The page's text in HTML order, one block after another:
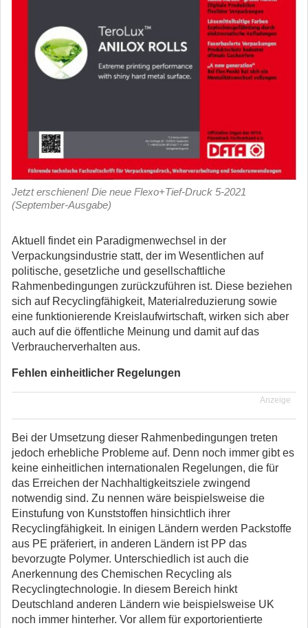
Jetzt erschienen! Die neue Flexo+Tief-Druck 5-2021
(September-Ausgabe)
Aktuell findet ein Paradigmenwechsel in der
Verpackungsindustrie statt, der im Wesentlichen auf
politische, gesetzliche und gesellschaftliche
Rahmenbedingungen zurückzuführen ist. Diese beziehen
sich auf Recyclingfähigkeit, Materialreduzierung sowie
eine funktionierende Kreislaufwirtschaft, wirken sich aber
auch auf die öffentliche Meinung und damit auf das
Verbraucherverhalten aus.
Fehlen einheitlicher Regelungen
Anzeige
Bei der Umsetzung dieser Rahmenbedingungen treten
jedoch erhebliche Probleme auf. Denn noch immer gibt es
keine einheitlichen internationalen Regelungen, die für
das Erreichen der Nachhaltigkeitsziele zwingend
notwendig sind. Zu nennen wäre beispielsweise die
Einstufung von Kunststoffen hinsichtlich ihrer
Recyclingfähigkeit. In einigen Ländern werden Packstoffe
aus PE präferiert, in anderen Ländern ist PP das
bevorzugte Polymer. Unterschiedlich ist auch die
Anerkennung des Chemischen Recycling als
Recyclingtechnologie. In diesem Bereich hinkt
Deutschland anderen Ländern wie beispielsweise UK
noch immer hinterher. Vor allem für exportorientierte